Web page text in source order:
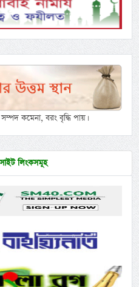
কমেনা, বরং বৃদ্ধি পায়।
লিংকসমূহ